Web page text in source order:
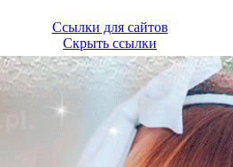
Ссылки для сайтов
Скрыть ссылки